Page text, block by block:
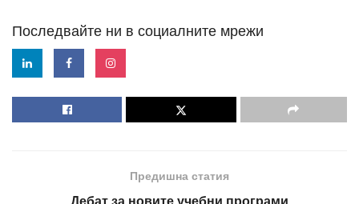
Последвайте ни в социалните мрежи
Предишна статия
Дебат за новите учебни програми